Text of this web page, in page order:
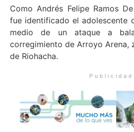
Como Andrés Felipe Ramos
fue identificado el adolescente
medio de un ataque a
corregimiento de Arroyo Arena,
de Riohacha.
Publicidad